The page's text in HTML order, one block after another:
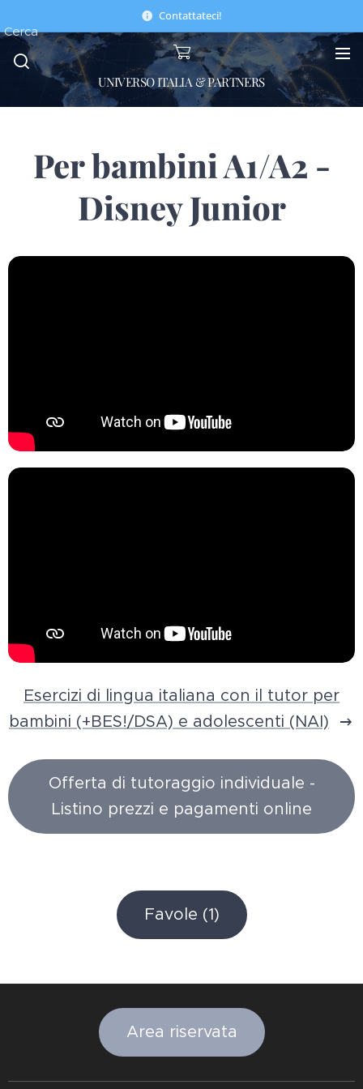
Contattateci!
UNIVERSO ITALIA & PARTNERS
Cerca
Per bambini A1/A2 -
Disney Junior
Esercizi di lingua italiana con il tutor per
bambini (+BES!/DSA) e adolescenti (NAI)
Offerta di tutoraggio individuale -
Listino prezzi e pagamenti online
Favole (1)
Area riservata